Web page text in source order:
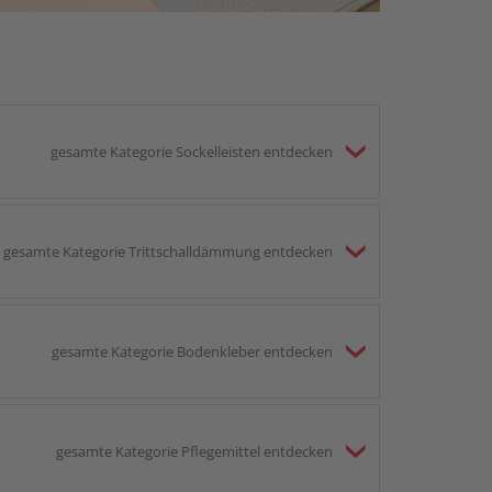
gesamte Kategorie Sockelleisten entdecken
gesamte Kategorie Trittschalldämmung entdecken
gesamte Kategorie Bodenkleber entdecken
gesamte Kategorie Pflegemittel entdecken